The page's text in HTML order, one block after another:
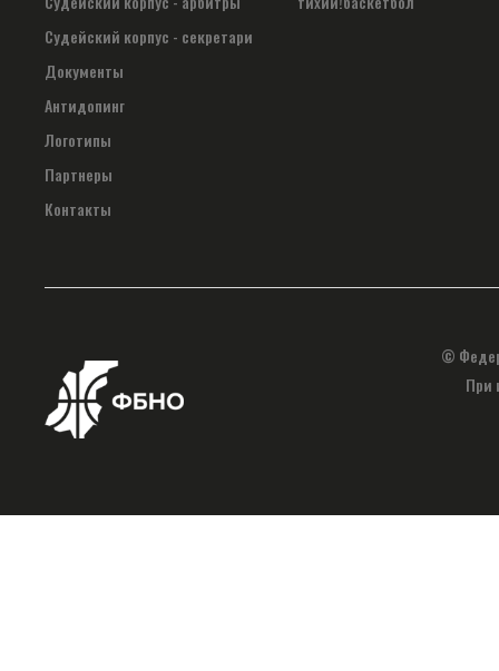
Судейский корпус - секретари
Документы
Антидопинг
Логотипы
Партнеры
Контакты
©
При